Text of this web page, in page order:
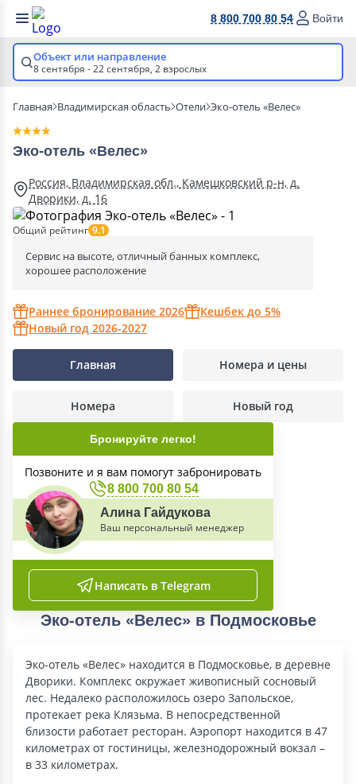
8 800 700 80 54 Войти
Объект или направление
8 сентября - 22 сентября, 2 взрослых
Главная Владимирская область Отели Эко-отель «Велес»
Эко-отель «Велес»
Россия, Владимирская обл., Камешковский р-н, д.
Дворики, д. 16
Общий рейтинг 9.1
Сервис на высоте, отличный банных комплекс,
хорошее расположение
Раннее бронирование 2026
Кешбек до 5%
Новый год 2026-2027
Главная Номера и цены
Номера Новый год
Бронируйте легко!
Позвоните и я вам помогут забронировать
8 800 700 80 54
Алина Гайдукова
Ваш персональный менеджер
Написать в Telegram
Эко-отель «Велес» в Подмосковье
Эко-отель «Велес» находится в Подмосковье, в деревне
Дворики. Комплекс окружает живописный сосновый
лес. Недалеко расположилось озеро Запольское,
протекает река Клязьма. В непосредственной
близости работает ресторан. Аэропорт находится в 47
километрах от гостиницы, железнодорожный вокзал –
в 33 километрах.